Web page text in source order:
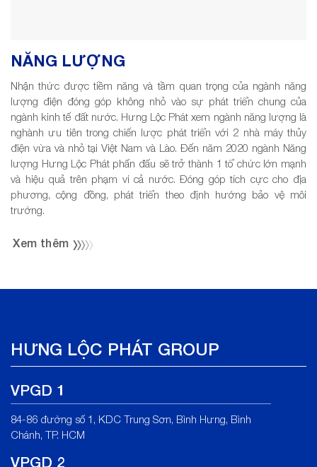
NĂNG LƯỢNG
Nhận thức được tiềm năng và tầm quan trọng của ngành năng
lượng điện đóng góp không nhỏ vào sự phát triển chung của
ngành kinh tế đất nước. Hưng Lộc Phát xem ngành năng lượng là
nghành ưu tiên trong chiến lược phát triển với 2 nhà máy thủy
điện vừa và nhỏ tại Việt Nam và Lào. Đến năm 2020 ngành Năng
lượng Hưng Lộc Phát phấn đấu sẽ trở thành 1 tổ chức lớn mạnh
và hiệu quả trên phạm vi cả nước. Đóng góp tích cực cho địa
phương, cộng đồng, phát triển theo định hướng bảo vệ môi
trường.
Xem thêm
HƯNG LỘC PHÁT GROUP
VPGD 1
84-86 đường số 1, KDC Trung Sơn, Bình Hưng, Bình
Chánh, TP. HCM
VPGD 2